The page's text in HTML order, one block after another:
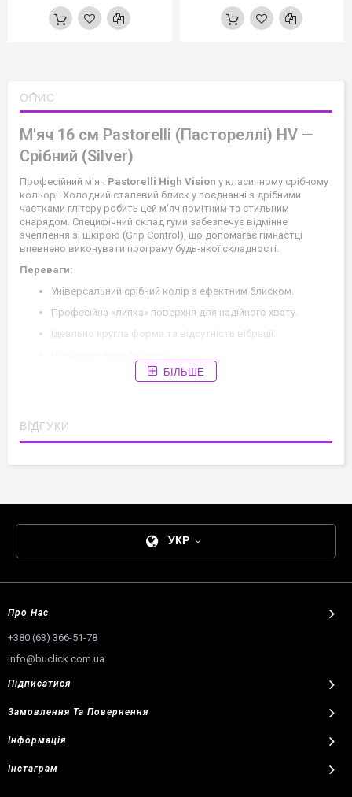
ОПИС
М'яч 16 см Pastorelli (Пастореллі) HV —
Срібний (Silver)
Професійний м'яч Pastorelli High Vision у класичному срібному
кольорі. Холодний сталевий блиск у поєднанні з дрібними
частками глітеру робить цей м'яч помітним та стильним
снарядом. Специфічний склад гуми забезпечує відмінне
зчеплення зі шкірою (Grip Control), що допомагає гімнастці
впевнено виконувати програму будь-якої складності.
Переваги:
Універсальний срібний колір з ефектним блиском.
Професійна «липка» поверхня для надійного хвату.
Ідеально кругла форма та відсутність вібрації.
використовуйте тільки насос із голкою, змащеною гліцерином.
БІЛЬШЕ
ВІДГУКИ
УКР
Про Нас
+380 (63) 366-51-78
info@buclick.com.ua
Підписатися
Замовлення Та Повернення
Інформація
Інстаграм